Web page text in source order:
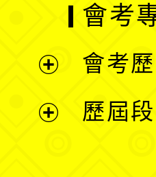
會考
會考
歷屆